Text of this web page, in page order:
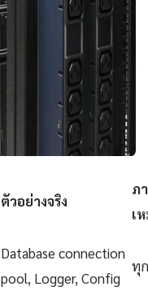
ตัวอย่างจริง
ภ
เ
Database connection
pool, Logger, Config
ทุ